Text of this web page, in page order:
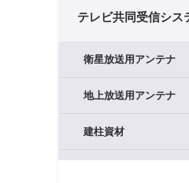
テレビ共同受信シス
衛星放送用アンテナ
地上放送用アンテナ
建柱資材